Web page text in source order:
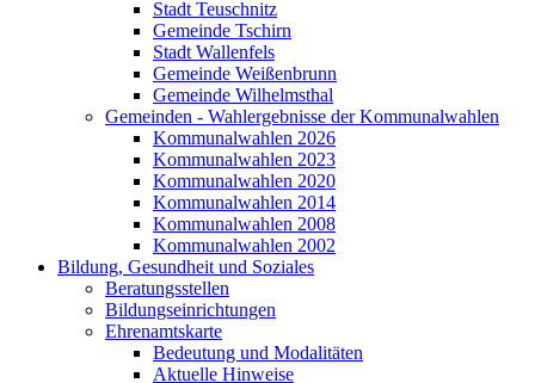
Stadt Teuschnitz
Gemeinde Tschirn
Stadt Wallenfels
Gemeinde Weißenbrunn
Gemeinde Wilhelmsthal
Gemeinden - Wahlergebnisse der Kommunalwahlen
Kommunalwahlen 2026
Kommunalwahlen 2023
Kommunalwahlen 2020
Kommunalwahlen 2014
Kommunalwahlen 2008
Kommunalwahlen 2002
Bildung, Gesundheit und Soziales
Beratungsstellen
Bildungseinrichtungen
Ehrenamtskarte
Bedeutung und Modalitäten
Aktuelle Hinweise